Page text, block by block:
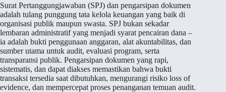
Surat Pertanggungjawaban (SPJ) dan pengarsipan dokumen
adalah tulang punggung tata kelola keuangan yang baik di
organisasi publik maupun swasta. SPJ bukan sekadar
lembaran administratif yang menjadi syarat pencairan dana –
ia adalah bukti penggunaan anggaran, alat akuntabilitas, dan
sumber utama untuk audit, evaluasi program, serta
transparansi publik. Pengarsipan dokumen yang rapi,
sistematis, dan dapat diakses memastikan bahwa bukti
transaksi tersedia saat dibutuhkan, mengurangi risiko loss of
evidence, dan mempercepat proses penanganan temuan audit.